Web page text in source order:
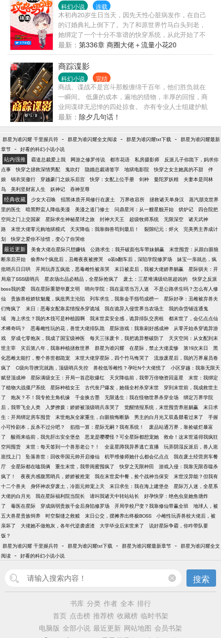
科幻小说 连载
木初冉20岁生日当天，因先天性心脏病发作，在自己
的订婚典礼上倒下了。为了和原世界竹马白头到老，
她绑定了一个十分不靠谱的快穿系统，从此开始了不
同位面的穿越。年轻影帝√网文大神√霸道总裁√高冷校
草√丧尸城主√邪肆王爷√高智商机器人√兽人世界√网游
大神√血族侯爵√精灵国王……性格各异的男神，只有
木初冉不想攻略，没有木初冉不能攻略！【本文1主一
人，不解释。】【女主成长型，前期很平凡，后期吊
炸天。】
最新： 第336章 商圈大佬＋流量小花20
商踪谍影
科幻小说 完结
商战、谍战不是宫斗那般缠绵千百年，他们胜负就在
一瞬间。 低廉的成本，遍地的猎物，丰厚的回报，商
业间谍肆无忌惮的四处掠食。 亦有专业人士组建护航
团队对抗这些掠食者，尽管他们人数很少，尽管他们
生存很困难，但是他们始终在坚持。 没有硝烟的战火
一触即发……
最新： 除夕几句话！
群星为谁闪耀 千里握兵符 - 群星为谁闪耀全文阅读 - 群星为谁闪耀txt下载 - 群星为谁闪耀最新
章节 - 好看的科幻小说小说
站内强推 霸道总裁爱上我 网游之修罗传说 都市花语 私房摄影师
反派儿子你跪下，妈求你
点事
快穿之拯救深情男配 鬼吹灯 隐婚总裁请签字 地狱电影院 快穿之女主她真的不甜
伴
娘
锦衣笑傲行 穿越豪门之娱乐后宫 快穿：女配上位手册 剑种 曼陀罗妖精
夫妻本是同林
鸟
美利坚财富人生 妖神记 吞神至尊
经典收藏 少女大召唤 招黑体质开局修行在废土 万界收容所 拯救诸天单身汉
蒸汽朋克世界
里的医生
暗黑野蛮人降临美漫 美漫之道门修士 问鼎星河：从一艘星舰开始 烘炉记
四合院把
空间之门上交国家
星际求生神秘星球之旅 封神大天王 超级牧师系统 无限深空
诸天武神
路
末世大佬零元购地狱模式 天灾降临：我靠御兽苟到最后！ 裂隙纪元：烬火
完美男主养成计
划
快穿之爱你不珍惜，变心了你哭啥
最近更新 美食大佬在星际只想赚钱 公路求生：我开破面包车带妹躺赢
末世囤货：从跟白眼狼
断亲后开始
偷养N个疯批后，丑雌夜夜被撩哭 o装b翻车后，深陷学院修罗场
妹宝一亲就怂，疯
批哨兵日日哄
开局玩弄五疯批，恶毒雌性被亲哭 末日被卖后，我被大佬娇养躺赢
星际驯夫：开
局扇了SSS级哨兵
星农场出品必精品，全星际抢疯了 废土：三星堆满级幼崽超凶的
快穿之反派
boss我的爱
我在星际重塑华夏文明 哨向学院：我在蓝塔当万人迷
不是公路求生吗？怎么有人修
仙
贵族兽校娇软魅魔，疯批男主沦陷 列车求生，我靠金手指苟成榜一
星际好孕：丑雌被弃兽夫
们悔疯了
末日：恶毒女配靠卖情报杀穿诡域 我在诡异入侵世界当农场主
我的杂货铺连通鬼
域
海上求生？我的木筏可是种植园啊 我末世卖安全感，诡异排队交房租
都末世了，会亿点点仙
术稀奇吗？
恶毒雌性玩的花，兽世大佬排队跪 星际游戏：我靠刷好感成神
从零开始杀穿诡异游
戏
穿成七零炮灰，我成了国宝级神医 每天三张废卡，我把诡异整破防了
天灾空间：从女配到末
世主宰
灾后第八年，我靠种植拯救世界 群星为谁闪耀 在星际，禁止大佬卖惨 第19次末日
黑
化恶雌太能打，整个兽世都跪宠
末世大佬穿星际，四个竹马悔哭了
流放废星后，我的万界雇员卷
疯了
C级向导撩完就跑，顶级哨兵失控 兽校低等雌性？孕吐N个大佬慌了
小区穿越：我靠无限天
赋登顶成神
星际满级女王：开局一首恋歌爆红 天灾降临前，我带万倍物资回蓝星
末世：我绑定
了植物大战僵尸系统
星际种植女王 古代丧尸爆发，她领全村杀穿末世
穿到末世前，我成救世主
了
炮灰？不！我专抢主角机缘 千金换古墨 无限逃生：我在怪物世界杀穿全场
绑定万界学院
后，我带飞全人类
入梦撩拨：娇娇被顶级哨兵亲哭了 觉醒情报系统，末世囤货养崽躺赢
末日求
生：开局绑定房车囤货
末世炮灰全家重生，白眼狼悔断肠 男主的白月光又双叒叕看过来了
手握
小可怜剧本，反杀不过分吧？
掐指一算：星际无嗣？我有系统！
废品站通万界，靠捡破烂暴富
了
酸雨来临前，我先肝出安全堡垒 恶龙是嘤嘤怪？可全星际都想宠她
救命！这末世逼得我疯狂
空间囤货
末世：每天签到一个兽形老公？！ 全蓝星蹲我异界逃亡直播
玩弄阴湿反派后，兽人崽
崽找上门
坠落兽世：回收帝国元帅开启修仙 机甲维修师她什么都会亿点点
我在废土经营房车餐
厅
全星际都在嗑我俩 重生末世，我带闺蜜囤疯了 快穿之无限种田
游戏入侵：我靠无限吞噬杀
疯了！
夜夜共感腹黑哨兵，娇娇被抢宠 我在末世卖中餐，捡个战神当保安
末世没异能？但我有
十二个兽夫
身怀神农穿废土，冷面元帅宠上天 末日求生：我在海上建堡垒
星际万人迷，全星系
大佬的白月光
我在星际福利院当院长 请叫我诸天中转站站长
好孕快穿：绝色虫皇她鱼塘炸
了
毒医在星际 穿成病弱贵族千金后身陷修罗场 开局学校尸变？我靠修仙带赢全班
地球人，被
五大兽星贵族饲养
时空裂缝之救赎 末日公交，摆摊养出终极BOSS
小雌性玩弄兽校大佬后，被
亲坏了
大佬她不做炮灰，各年代逆袭虐渣 大学毕业后末世来了
说好星际争霸，你咋带队要
饭？
群星为谁闪耀 千里握兵符 - 群星为谁闪耀txt下载 - 群星为谁闪耀最新章节 - 群星为谁闪耀全文
阅读 - 好看的科幻小说小说
搜索
书库 分类 作者 全本 排行
首页 点击榜 推荐榜 收藏榜 临时书架
电脑版 全部小说 最近更新 网站地图 会员书架